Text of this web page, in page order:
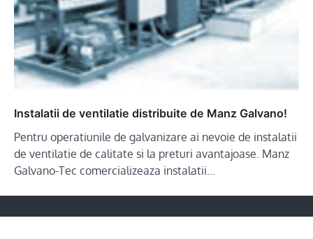
Instalatii de ventilatie distribuite de Manz Galvano!
Pentru operatiunile de galvanizare ai nevoie de instalatii
de ventilatie de calitate si la preturi avantajoase. Manz
Galvano-Tec comercializeaza instalatii…